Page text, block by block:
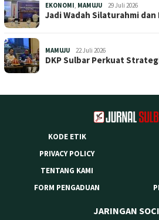
EKONOMI MAMUJU 29 Juli 2026
Jadi Wadah Silaturahmi
MAMUJU 22 Juli 2026
DKP Sulbar Perkuat
KODE ETIK
PRIVACY POLICY
TENTANG KAMI
FORM PENGADUAN
JARINGAN